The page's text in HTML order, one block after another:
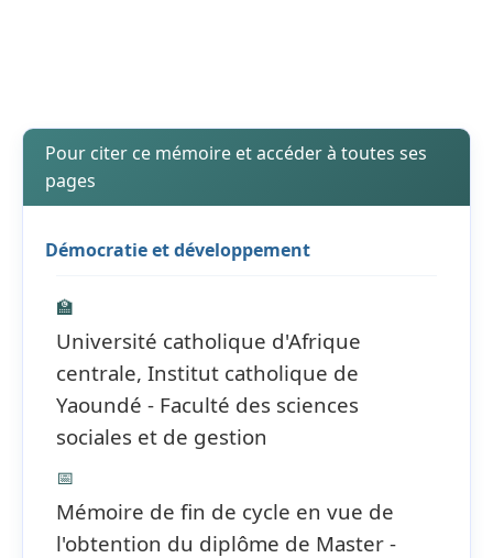
Pour citer ce mémoire et accéder à toutes ses
pages
Démocratie et développement
🏫
Université catholique d'Afrique
centrale, Institut catholique de
Yaoundé - Faculté des sciences
sociales et de gestion
📅
Mémoire de fin de cycle en vue de
l'obtention du diplôme de Master -